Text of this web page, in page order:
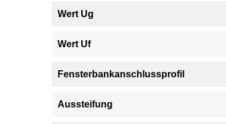
Wert Ug
Wert Uf
Fensterbankanschlussprofil
Aussteifung